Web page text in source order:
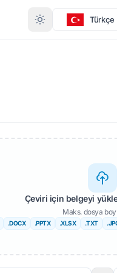
Türkçe
Çeviri için belgeyi
Maks. dosya
.DOCX .PPTX .XLSX .TXT